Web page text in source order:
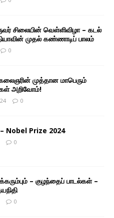
சிலையின் வெள்ளிவிழா – கடல்
முதல் கண்ணாடிப் பாலம்
0
முத்தான மாபெரும்
அறிவோம்!
0
– Nobel Prize 2024
0
– குழந்தைப் பாடல்கள் –
0